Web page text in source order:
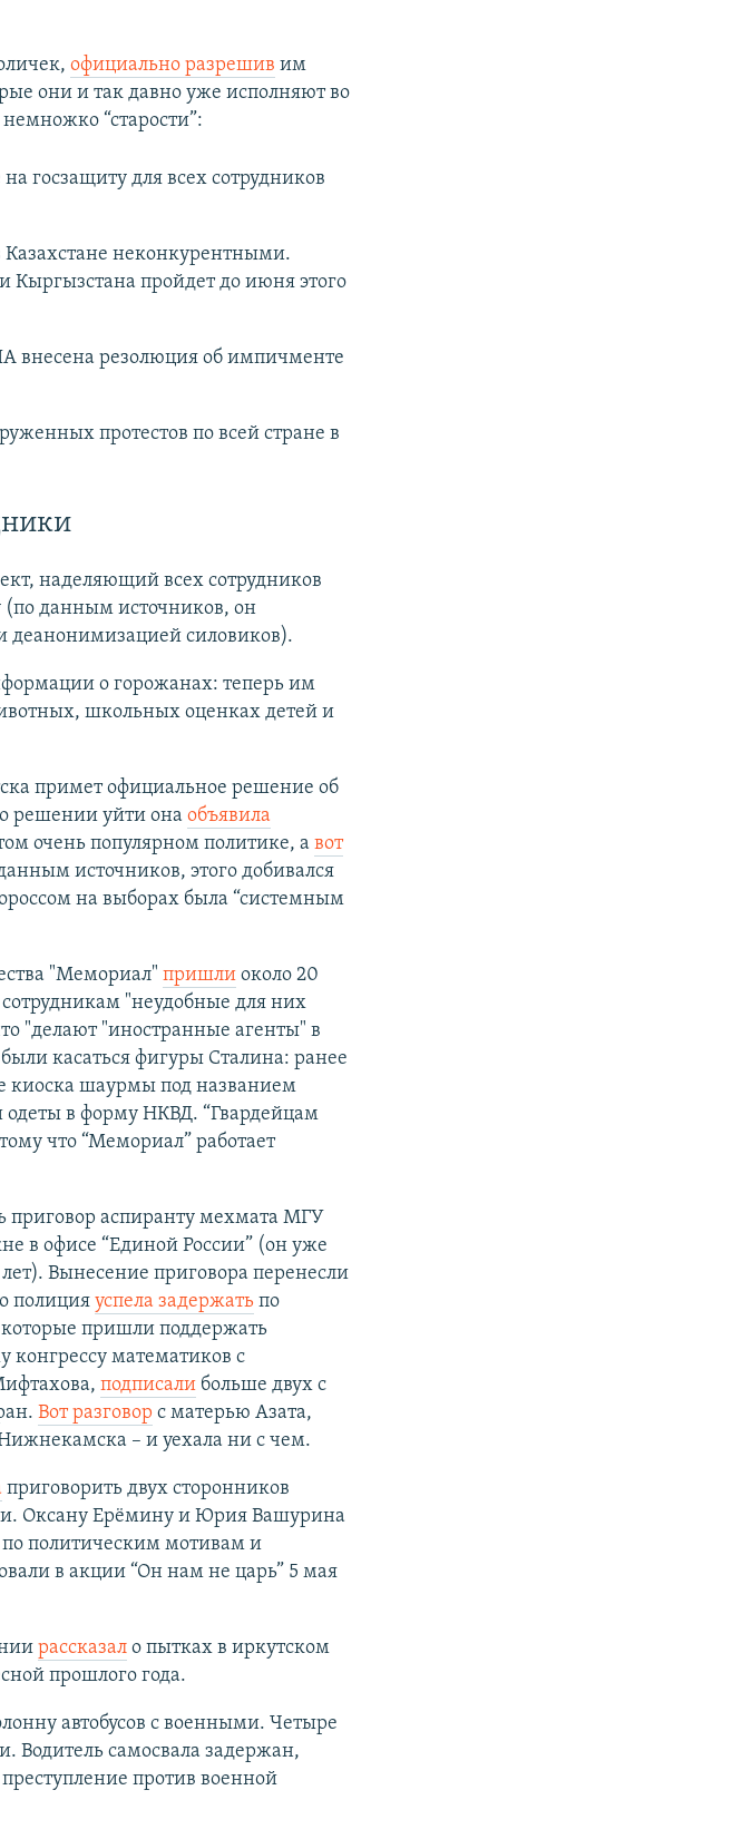
официально разрешив им
они и так давно уже исполняют во
“старости”:
госзащиту для всех сотрудников
неконкурентными.
пройдет до июня этого
внесена резолюция об импичменте
протестов по всей стране в
наделяющий всех сотрудников
(по данным источников, он
деанонимизацией силовиков).
о горожанах: теперь им
школьных оценках детей и
примет официальное решение об
решении уйти она объявила
очень популярном политике, а вот
источников, этого добивался
на выборах была “системным
"Мемориал" пришлиоколо 20
"неудобные для них
"делают "иностранные агенты" в
касаться фигуры Сталина: ранее
киоска шаурмы под названием
одеты в форму НКВД. “Гвардейцам
что “Мемориал” работает
приговор аспиранту мехмата МГУ
в офисе “Единой России” (он уже
Вынесение приговора перенесли
полиция успела задержатьпо
пришли поддержать
математиков с
подписалибольше двух с
Вот разговор с матерью Азата,
– и уехала ни с чем.
приговорить двух сторонников
Оксану Ерёмину и Юрия Вашурина
политическим мотивам и
в акции “Он нам не царь” 5 мая
рассказало пытках в иркутском
прошлого года.
автобусов с военными. Четыре
Водитель самосвала задержан,
против военной